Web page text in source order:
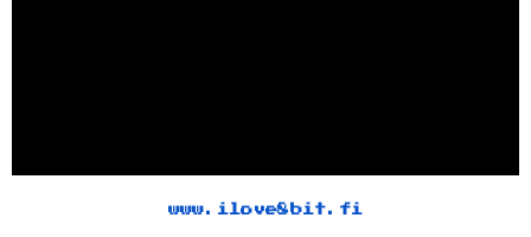
www.ilove8bit.fi